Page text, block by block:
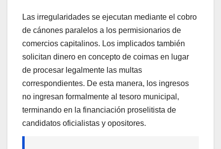
Las irregularidades se ejecutan mediante el cobro
de cánones paralelos a los permisionarios de
comercios capitalinos. Los implicados también
solicitan dinero en concepto de coimas en lugar
de procesar legalmente las multas
correspondientes. De esta manera, los ingresos
no ingresan formalmente al tesoro municipal,
terminando en la financiación proselitista de
candidatos oficialistas y opositores.